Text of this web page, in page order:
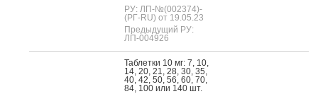
РУ: ЛП-№(002374)-
(РГ-RU) от 19.05.23
Предыдущий РУ:
ЛП-004926
Таб­летки 10 мг: 7, 10,
14, 20, 21, 28, 30, 35,
40, 42, 50, 56, 60, 70,
84, 100 или 140 шт.